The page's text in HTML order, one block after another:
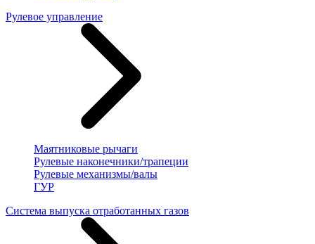
Рулевое управление
Маятниковые рычаги
Рулевые наконечники/трапеции
Рулевые механизмы/валы
ГУР
Система выпуска отработанных газов